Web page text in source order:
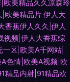
欧美精品久久凉森玲
|欧美精品片 伊人大
香蕉伊人久久|伊人
视频|伊人大香蕉综
一区|欧美A千网站|
色情|欧美A视频|欧
精品内射|91精品欧